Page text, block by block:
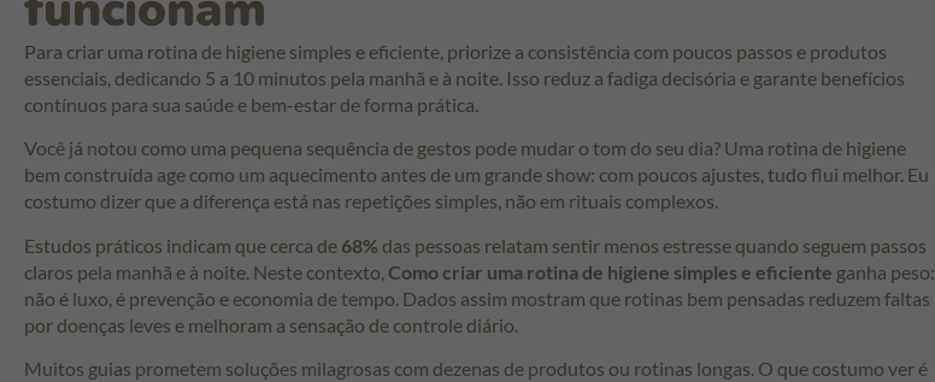
Para criar uma rotina de higiene simples e eficiente, priorize a consistência com poucos passos e produtos
essenciais, dedicando 5 a 10 minutos pela manhã e à noite. Isso reduz a fadiga decisória e garante benefícios
contínuos para sua saúde e bem-estar de forma prática.
Você já notou como uma pequena sequência de gestos pode mudar o tom do seu dia? Uma rotina de higiene
bem construída age como um aquecimento antes de um grande show: com poucos ajustes, tudo flui melhor. Eu
costumo dizer que a diferença está nas repetições simples, não em rituais complexos.
Estudos práticos indicam que cerca de 68% das pessoas relatam sentir menos estresse quando seguem passos
claros pela manhã e à noite. Neste contexto, Como criar uma rotina de higiene simples e eficiente ganha peso:
não é luxo, é prevenção e economia de tempo. Dados assim mostram que rotinas bem pensadas reduzem faltas
por doenças leves e melhoram a sensação de controle diário.
Muitos guias prometem soluções milagrosas com dezenas de produtos ou rotinas longas. O que costumo ver é